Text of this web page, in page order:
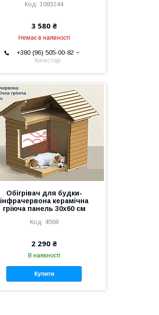
1083244
3 580 ₴
Немає в наявності
+380 (96) 505-00-82
Київстар
Обігрівач для будки-
інфрачервона керамічна
гріюча панель 30х60 см
4568
2 290 ₴
В наявності
Купити